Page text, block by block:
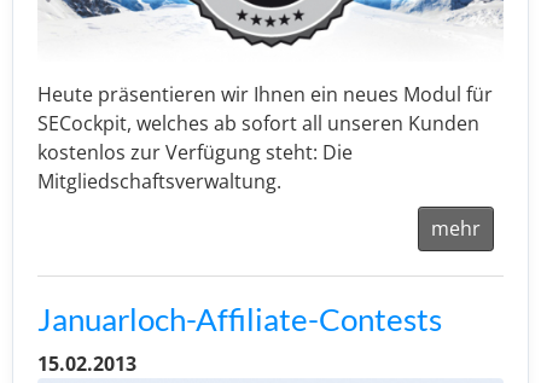
Heute präsentieren wir Ihnen ein neues Modul für
SECockpit, welches ab sofort all unseren Kunden
kostenlos zur Verfügung steht: Die
Mitgliedschaftsverwaltung.
mehr
Januarloch-Affiliate-Contests
15.02.2013